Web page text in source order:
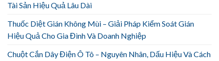
Tài Sản Hiệu Quả Lâu Dài
Thuốc Diệt Gián Không Mùi – Giải Pháp Kiểm Soát Gián
Hiệu Quả Cho Gia Đình Và Doanh Nghiệp
Chuột Cắn Dây Điện Ô Tô – Nguyên Nhân, Dấu Hiệu Và Cách